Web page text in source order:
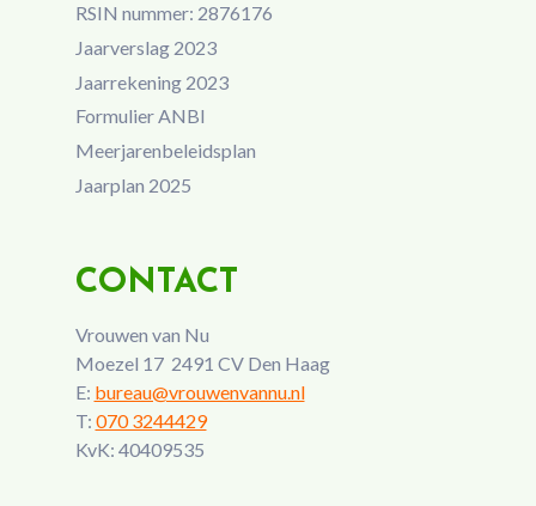
RSIN nummer: 2876176
Jaarverslag 2023
Jaarrekening 2023
Formulier ANBI
Meerjarenbeleidsplan
Jaarplan 2025
CONTACT
Vrouwen van Nu
Moezel 17 2491 CV Den Haag
E: bureau@vrouwenvannu.nl
T: 070 3244429
KvK: 40409535